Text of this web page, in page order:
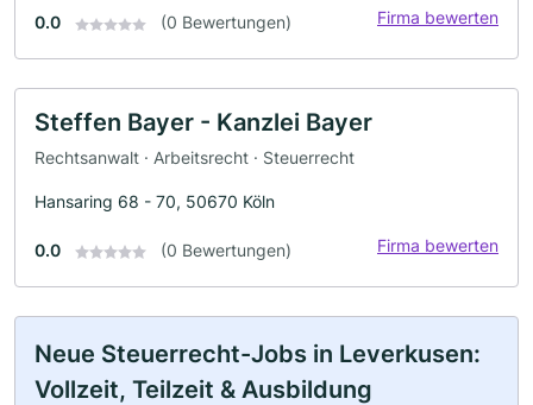
0.0 (0 Bewertungen) Firma bewerten
Steffen Bayer - Kanzlei Bayer
Rechtsanwalt · Arbeitsrecht · Steuerrecht
Hansaring 68 - 70, 50670 Köln
0.0 (0 Bewertungen) Firma bewerten
Neue Steuerrecht-Jobs in Leverkusen:
Vollzeit, Teilzeit & Ausbildung